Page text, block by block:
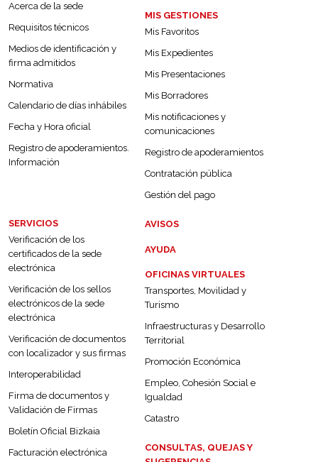
Acerca de la sede
Requisitos técnicos
Medios de identificación y
firma admitidos
Normativa
Calendario de días inhábiles
Fecha y Hora oficial
Registro de apoderamientos.
Información
MIS GESTIONES
Mis Favoritos
Mis Expedientes
Mis Presentaciones
Mis Borradores
Mis notificaciones y
comunicaciones
Registro de apoderamientos
Contratación pública
Gestión del pago
SERVICIOS
Verificación de los
certificados de la sede
electrónica
Verificación de los sellos
electrónicos de la sede
electrónica
Verificación de documentos
con localizador y sus firmas
Interoperabilidad
Firma de documentos y
Validación de Firmas
Boletín Oficial Bizkaia
Facturación electrónica
AVISOS
AYUDA
OFICINAS VIRTUALES
Transportes, Movilidad y
Turismo
Infraestructuras y Desarrollo
Territorial
Promoción Económica
Empleo, Cohesión Social e
Igualdad
Catastro
CONSULTAS, QUEJAS Y